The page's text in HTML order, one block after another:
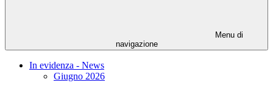
Menu di
navigazione
In evidenza - News
Giugno 2026